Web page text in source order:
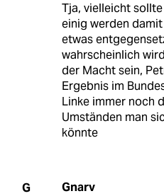
Tja, vielleicht
einig werden
etwas
wahrscheinlich
der Macht sein,
Ergebnis im
Linke immer noch
Umständen man
könnte
G Gnarv